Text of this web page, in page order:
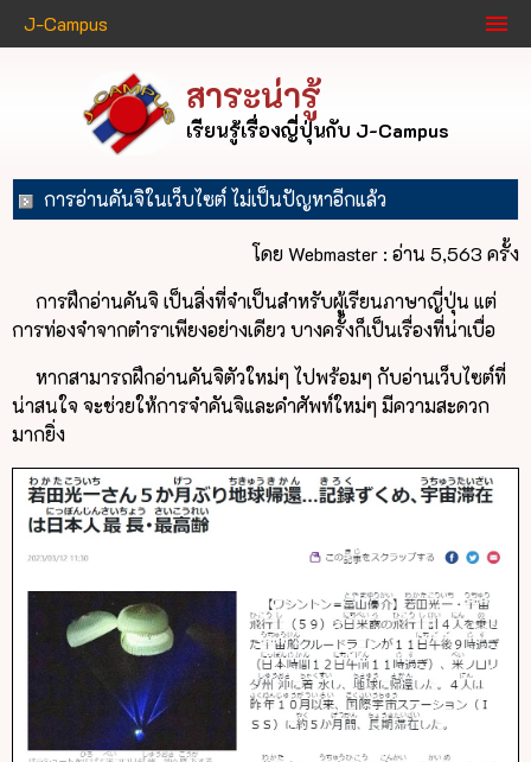
J-Campus
สาระน่ารู้
เรียนรู้เรื่องญี่ปุ่นกับ J-Campus
การอ่านคันจิในเว็บไซต์ ไม่เป็นปัญหาอีกแล้ว
โดย Webmaster : อ่าน 5,563 ครั้ง
การฝึกอ่านคันจิ เป็นสิ่งที่จำเป็นสำหรับผู้เรียนภาษาญี่ปุ่น แต่
การท่องจำจากตำราเพียงอย่างเดียว บางครั้งก็เป็นเรื่องที่น่าเบื่อ
หากสามารถฝึกอ่านคันจิตัวใหม่ๆ ไปพร้อมๆ กับอ่านเว็บไซต์ที่
น่าสนใจ จะช่วยให้การจำคันจิและคำศัพท์ใหม่ๆ มีความสะดวก
มากยิ่ง